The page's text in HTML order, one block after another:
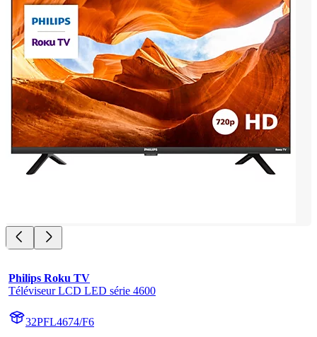
Philips Roku TV
Téléviseur LCD LED série 4600
32PFL4674/F6